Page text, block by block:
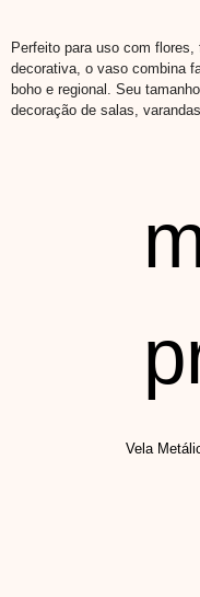
Perfeito para uso com
decorativa, o vaso combina
boho e regional. Seu
decoração de salas,
Vela